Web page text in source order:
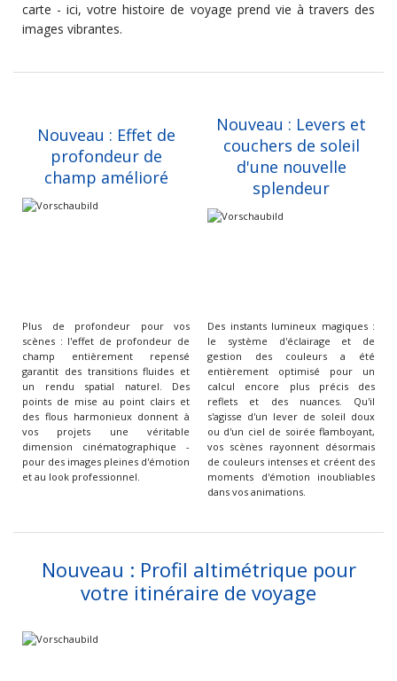
carte - ici, votre histoire de voyage prend vie à travers des
images vibrantes.
Nouveau : Effet de
profondeur de
champ amélioré
Nouveau : Levers et
couchers de soleil
d'une nouvelle
splendeur
Plus de profondeur pour vos
scènes : l'effet de profondeur de
champ entièrement repensé
garantit des transitions fluides et
un rendu spatial naturel. Des
points de mise au point clairs et
des flous harmonieux donnent à
vos projets une véritable
dimension cinématographique -
pour des images pleines d'émotion
et au look professionnel.
Des instants lumineux magiques :
le système d'éclairage et de
gestion des couleurs a été
entièrement optimisé pour un
calcul encore plus précis des
reflets et des nuances. Qu'il
s'agisse d'un lever de soleil doux
ou d'un ciel de soirée flamboyant,
vos scènes rayonnent désormais
de couleurs intenses et créent des
moments d'émotion inoubliables
dans vos animations.
Nouveau : Profil altimétrique pour
votre itinéraire de voyage